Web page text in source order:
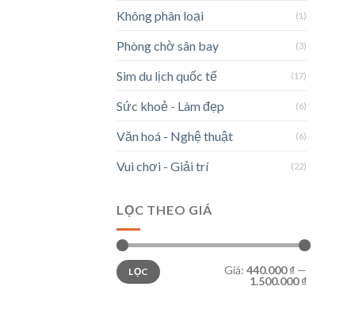
Không phân loại (1)
Phòng chờ sân bay (3)
Sim du lịch quốc tế (17)
Sức khoẻ - Làm đẹp (6)
Văn hoá - Nghệ thuật (6)
Vui chơi - Giải trí (22)
LỌC THEO GIÁ
Giá
tối
thiểu
Giá
tối
đa
LỌC Giá: 440.000 ₫ —
1.500.000 ₫